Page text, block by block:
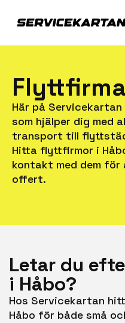
Här på
som hjälper dig med
transport till
Hitta flyttfirmor i
kontakt med dem
offert.
Letar du
i Håbo?
Hos Servicekartan
Håbo för både små